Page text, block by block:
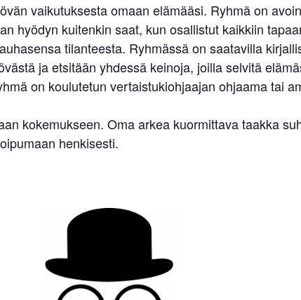
vaikutuksesta omaan elämääsi. Ryhmä on
hyödyn kuitenkin saat, kun osallistut kaikkiin
tilanteesta. Ryhmässä on saatavilla
ja etsitään yhdessä keinoja, joilla selvitä
on koulutetun vertaistukiohjaajan ohjaama tai
kokemukseen. Oma arkea kuormittava taakka
henkisesti.